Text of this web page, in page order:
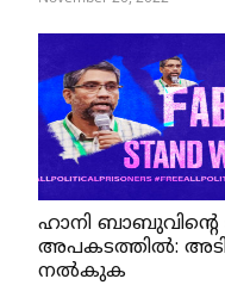
ഹാനി ബാബുവിന്റെ
അപകടത്തിൽ:
നൽകുക